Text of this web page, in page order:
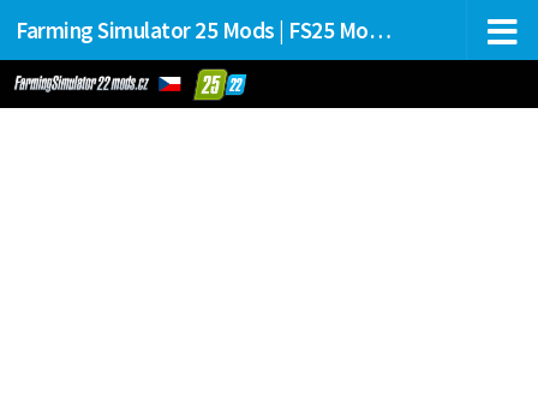
Farming Simulator 25 Mods | FS25 Mods Stahování